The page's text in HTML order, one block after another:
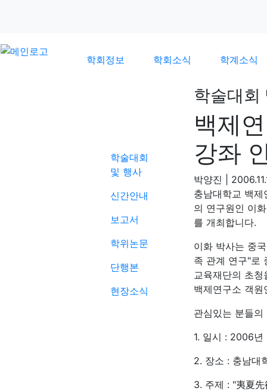
학회정보 학회소식 학계소식
학술대회
및 행사
신간안내
보고서
학위논문
단행본
현장소식
학술대회
백제
강좌
박양진
충남대학교 백
의 연구원인 이
를 개최합니다.
이화 박사는 중
족 관계 연구"로
교육재단의 초
백제연구소 객
관심있는 분들
1. 일시 : 2006년
2. 장소 : 충남대
3. 주제 : "夷夏